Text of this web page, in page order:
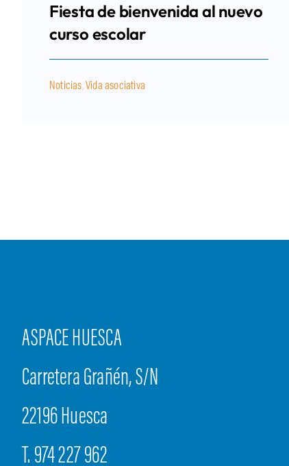
Fiesta de bienvenida al nuevo
curso escolar
Noticias,Vida asociativa
ASPACE HUESCA
Carretera Grañén, S/N
22196 Huesca
T. 974 227 962